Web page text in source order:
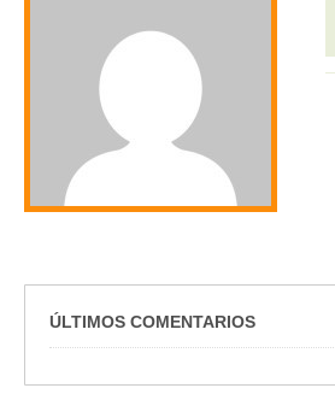
ÚLTIMOS COMENTARIOS